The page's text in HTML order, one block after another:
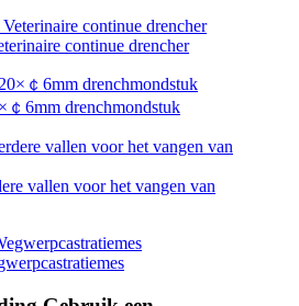
continue drencher
￠6mm drenchmondstuk
vallen voor het vangen van